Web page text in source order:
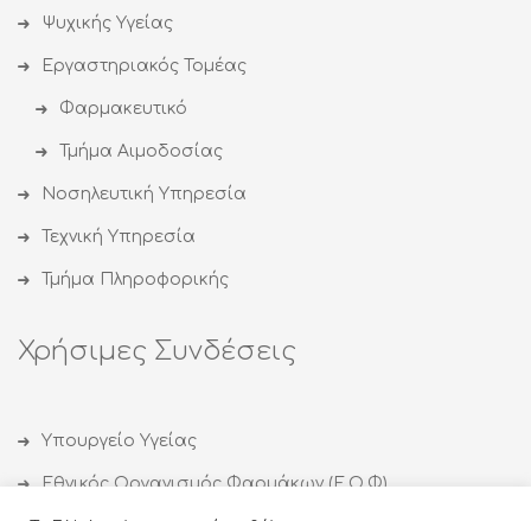
Ψυχικής Υγείας
Εργαστηριακός Τομέας
Φαρμακευτικό
Τμήμα Αιμοδοσίας
Νοσηλευτική Υπηρεσία
Τεχνική Υπηρεσία
Τμήμα Πληροφορικής
Χρήσιμες Συνδέσεις
Υπουργείο Υγείας
Εθνικός Οργανισμός Φαρμάκων (Ε.Ο.Φ)